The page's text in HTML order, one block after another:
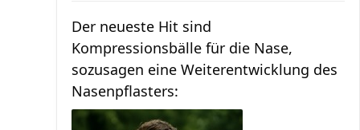
Der neueste Hit sind
Kompressionsbälle für die Nase,
sozusagen eine Weiterentwicklung des
Nasenpflasters: